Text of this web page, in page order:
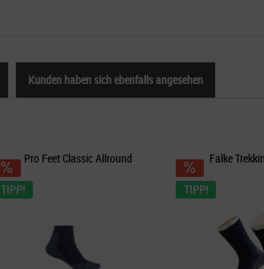
Kunden haben sich ebenfalls angesehen
TIPP!
Pro Feet Classic Allround
TIPP!
Falke